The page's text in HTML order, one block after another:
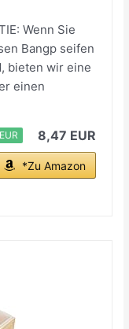
Wenn Sie
Bangp seifen
bieten wir eine
einen
8,47 EUR
*Zu Amazon